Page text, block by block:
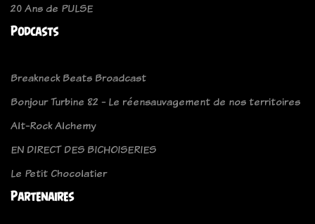
20 Ans de PULSE
Podcasts
Breakneck Beats Broadcast
Bonjour Turbine 82 - Le réensauvagement de nos territoires
Alt-Rock Alchemy
EN DIRECT DES BICHOISERIES
Le Petit Chocolatier
Partenaires